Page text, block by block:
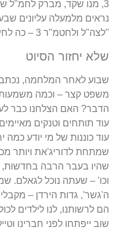
3, מנו שקד, מברק לחמ"ל
נראים מלמעלה עליונים
"לצה"ל ולחטמ"ר כה לחי
שלא יחזור הסיוט
שבוע לאחר המלחמה,
משפט קצר – וכמה
הדבר? האם הצלחנו כבר
עוד תותחים וטנקים
עוד כוננות של מי יודע
שמתחת לדוריג'את ויותר
שהיו בעבר הרבה בחדשות,
וכו' – שעתה נוכל לגאלם.
ה'גשר', גדות הירדן –
הם לרשותנו, לנו לילדים
שוב ייפתחו לפני חברינו